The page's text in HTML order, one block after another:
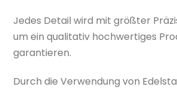
Jedes Detail wird mit größter
um ein qualitativ hochwertiges
garantieren.
Durch die Verwendung von